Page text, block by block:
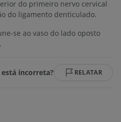
do primeiro nervo cervical
do ligamento denticulado.
se ao vaso do lado oposto
incorreta? RELATAR